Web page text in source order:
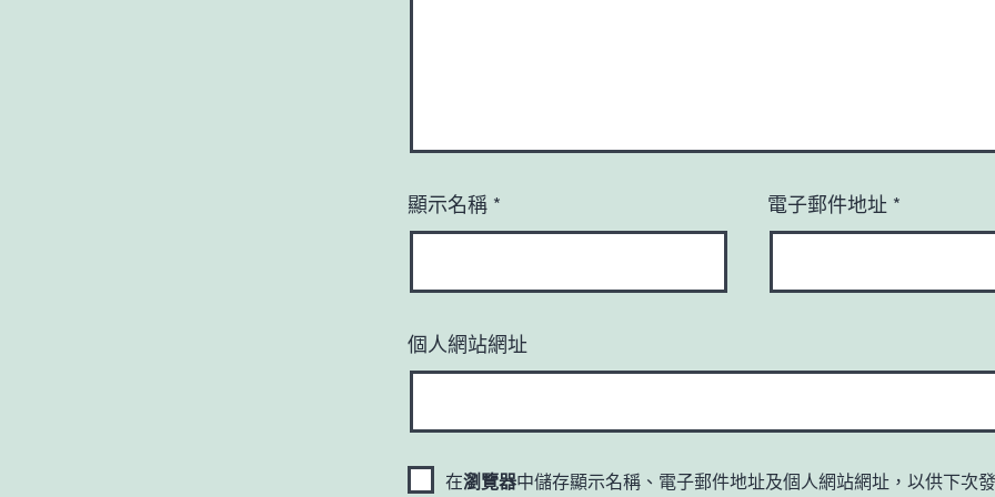
顯示名稱 * 電子郵件地址 *
個人網站網址
在瀏覽器中儲存顯示名稱、電子郵件地址及個人網站網址，以供下次